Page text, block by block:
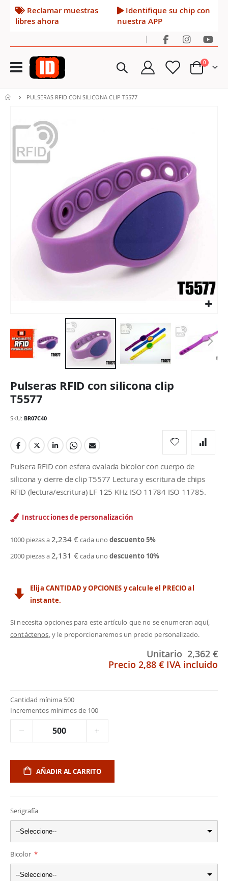
Reclamar muestras
libres ahora
Identifique su chip con
nuestra APP
|
Toggle
Nav Cart
0artículos
PULSERAS RFID CON SILICONA CLIP T5577
final
galería
al
comienzo
de
la
de
imágenes
Pulseras RFID con silicona clip
T5577
SKU BR07C40
Pulsera RFID con esfera ovalada bicolor con cuerpo de
silicona y cierre de clip T5577 Lectura y escritura de chips
RFID (lectura/escritura) LF 125 KHz ISO 11784 ISO 11785.
Instrucciones de personalización
1000 piezas a2,234 €cada uno descuento5%
2000 piezas a 2,131 €cada uno descuento 10%
Elija CANTIDAD y OPCIONES y calcule el PRECIO al
instante.
Si necesita opciones para este artículo que no se enumeran aquí,
contáctenos , y le proporcionaremos un precio personalizado.
Unitario 2,362 €
Precio 2,88 € IVA incluido
Cantidad mínima 500
Incrementos mínimos de 100
AÑADIR AL CARRITO
Serigrafía
--Seleccione--
Bicolor
--Seleccione--